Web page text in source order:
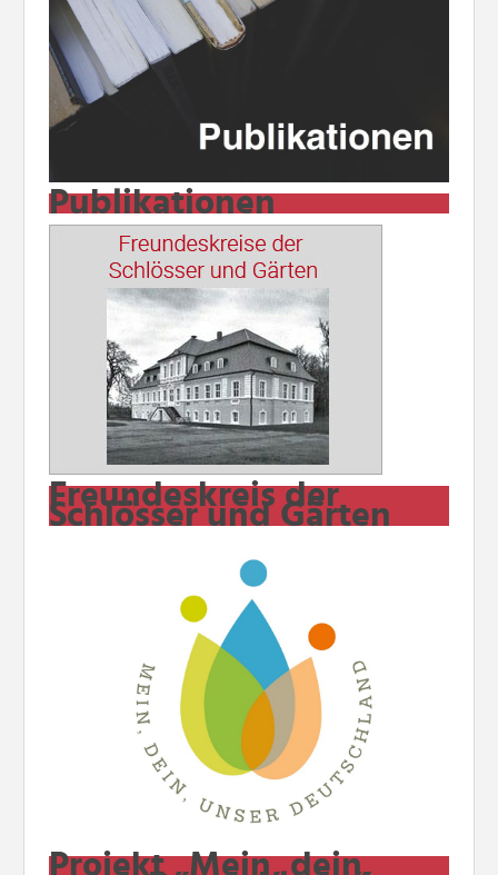
Publikationen
Freundeskreis der
Schlösser und Gärten
Projekt „Mein, dein,